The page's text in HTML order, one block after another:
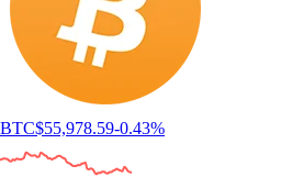
BTC$55,978.59-0.43%